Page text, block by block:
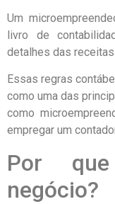
Um
livro de
detalhes das
Essas regras
como uma das
como
empregar um
Por
negócio?